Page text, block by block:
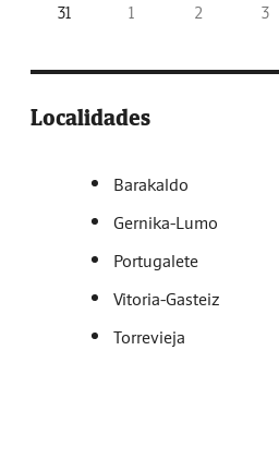
31 1 2 3
Localidades
Barakaldo
Gernika-Lumo
Portugalete
Vitoria-Gasteiz
Torrevieja